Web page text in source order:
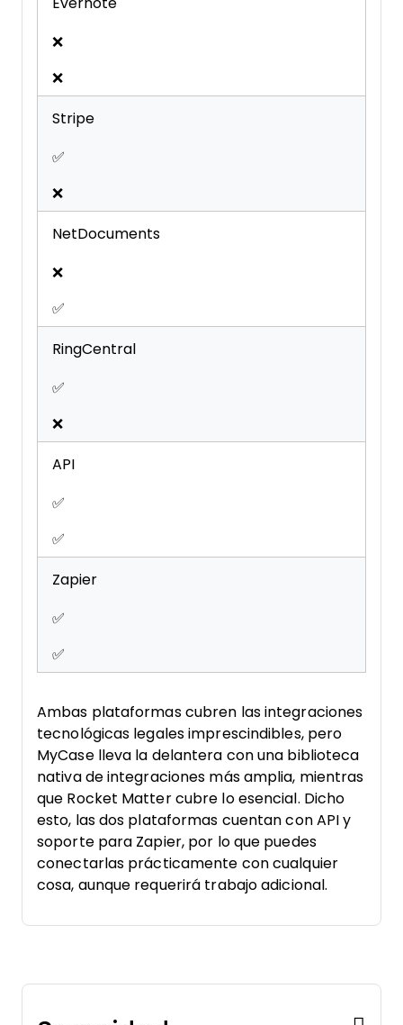
Evernote
❌
❌
Stripe
✅
❌
NetDocuments
❌
✅
RingCentral
✅
❌
API
✅
✅
Zapier
✅
✅
Ambas plataformas cubren las integraciones
tecnológicas legales imprescindibles, pero
MyCase lleva la delantera con una biblioteca
nativa de integraciones más amplia, mientras
que Rocket Matter cubre lo esencial. Dicho
esto, las dos plataformas cuentan con API y
soporte para Zapier, por lo que puedes
conectarlas prácticamente con cualquier
cosa, aunque requerirá trabajo adicional.